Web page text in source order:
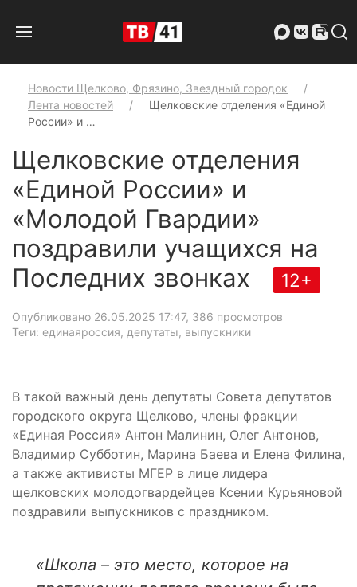
Новости Щелково, Фрязино, Звездный городок
Лента новостей
Щелковские отделения «Единой
России» и …
Щелковские отделения
«Единой России» и
«Молодой Гвардии»
поздравили учащихся на
Последних звонках
12+
Опубликовано 26.05.2025 17:47, 386 просмотров
Теги: единаяроссия, депутаты, выпускники
В такой важный день депутаты Совета депутатов
городского округа Щелково, члены фракции
«Единая Россия» Антон Малинин, Олег Антонов,
Владимир Субботин, Марина Баева и Елена Филина,
а также активисты МГЕР в лице лидера
щелковских молодогвардейцев Ксении Курьяновой
поздравили выпускников с праздником.
«Школа – это место, которое на